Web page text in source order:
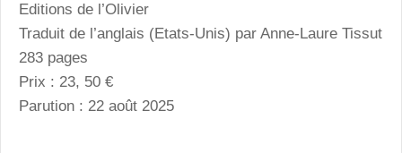
Editions de l’Olivier
Traduit de l’anglais (Etats-Unis) par Anne-Laure Tissut
283 pages
Prix : 23, 50 €
Parution : 22 août 2025